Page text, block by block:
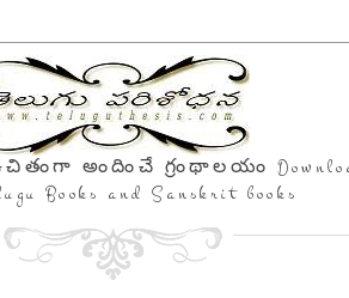
అందించే గ్రంథాలయం
Books and Sanskrit books